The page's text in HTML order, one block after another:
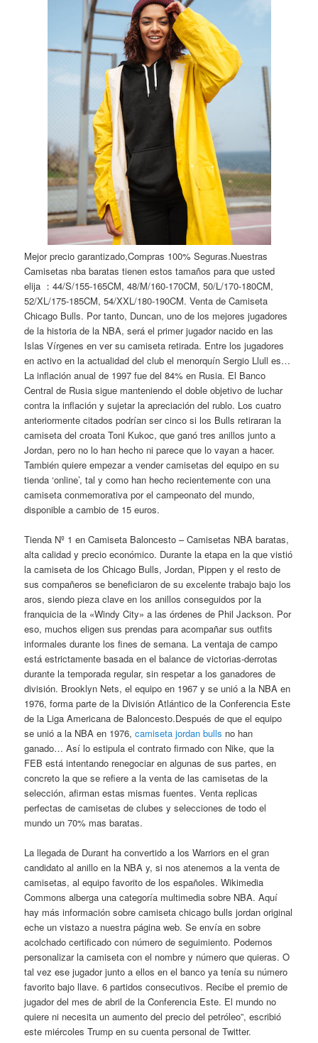
Mejor precio garantizado,Compras 100% Seguras.Nuestras
Camisetas nba baratas tienen estos tamaños para que usted
elija ：44/S/155-165CM, 48/M/160-170CM, 50/L/170-180CM,
52/XL/175-185CM, 54/XXL/180-190CM. Venta de Camiseta
Chicago Bulls. Por tanto, Duncan, uno de los mejores jugadores
de la historia de la NBA, será el primer jugador nacido en las
Islas Vírgenes en ver su camiseta retirada. Entre los jugadores
en activo en la actualidad del club el menorquín Sergio Llull es…
La inflación anual de 1997 fue del 84% en Rusia. El Banco
Central de Rusia sigue manteniendo el doble objetivo de luchar
contra la inflación y sujetar la apreciación del rublo. Los cuatro
anteriormente citados podrían ser cinco si los Bulls retiraran la
camiseta del croata Toni Kukoc, que ganó tres anillos junto a
Jordan, pero no lo han hecho ni parece que lo vayan a hacer.
También quiere empezar a vender camisetas del equipo en su
tienda ‘online’, tal y como han hecho recientemente con una
camiseta conmemorativa por el campeonato del mundo,
disponible a cambio de 15 euros.
Tienda Nº 1 en Camiseta Baloncesto – Camisetas NBA baratas,
alta calidad y precio económico. Durante la etapa en la que vistió
la camiseta de los Chicago Bulls, Jordan, Pippen y el resto de
sus compañeros se beneficiaron de su excelente trabajo bajo los
aros, siendo pieza clave en los anillos conseguidos por la
franquicia de la «Windy City» a las órdenes de Phil Jackson. Por
eso, muchos eligen sus prendas para acompañar sus outfits
informales durante los fines de semana. La ventaja de campo
está estrictamente basada en el balance de victorias-derrotas
durante la temporada regular, sin respetar a los ganadores de
división. Brooklyn Nets, el equipo en 1967 y se unió a la NBA en
1976, forma parte de la División Atlántico de la Conferencia Este
de la Liga Americana de Baloncesto.Después de que el equipo
se unió a la NBA en 1976,camiseta jordan bulls no han
ganado… Así lo estipula el contrato firmado con Nike, que la
FEB está intentando renegociar en algunas de sus partes, en
concreto la que se refiere a la venta de las camisetas de la
selección, afirman estas mismas fuentes. Venta replicas
perfectas de camisetas de clubes y selecciones de todo el
mundo un 70% mas baratas.
La llegada de Durant ha convertido a los Warriors en el gran
candidato al anillo en la NBA y, si nos atenemos a la venta de
camisetas, al equipo favorito de los españoles. Wikimedia
Commons alberga una categoría multimedia sobre NBA. Aquí
hay más información sobre camiseta chicago bulls jordan original
eche un vistazo a nuestra página web. Se envía en sobre
acolchado certificado con número de seguimiento. Podemos
personalizar la camiseta con el nombre y número que quieras. O
tal vez ese jugador junto a ellos en el banco ya tenía su número
favorito bajo llave. 6 partidos consecutivos. Recibe el premio de
jugador del mes de abril de la Conferencia Este. El mundo no
quiere ni necesita un aumento del precio del petróleo”, escribió
este miércoles Trump en su cuenta personal de Twitter.